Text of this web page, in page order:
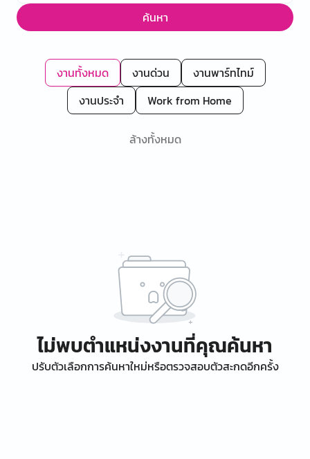
ค้นหา
งานทั้งหมด งานด่วน
งานพาร์ทไทม์
งานประจำ
Work from Home
ล้างทั้งหมด
ไม่พบตำแหน่งงานที่คุณค้นหา
ปรับตัวเลือกการค้นหาใหม่หรือตรวจสอบตัวสะกดอีกครั้ง